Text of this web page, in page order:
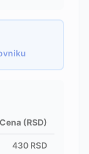
Cena (RSD)
430 RSD